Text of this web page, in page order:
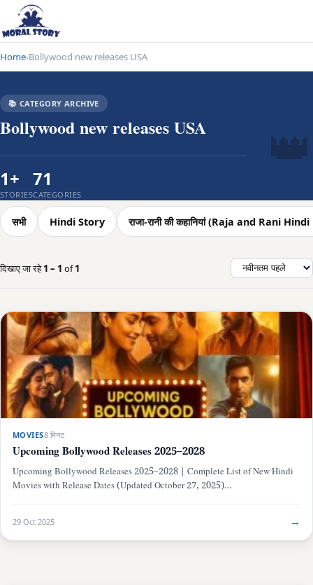
Home›Bollywood new releases USA
📚 CATEGORY ARCHIVE
Bollywood new releases USA
1+
STORIES
71
CATEGORIES
👑
सभी Hindi Story राजा-रानी की कहानियां (Raja and Rani
दिखाए जा रहे1 – 1 of1
MOVIES8 मिनट
Upcoming Bollywood Releases 2025–2028
Upcoming Bollywood Releases 2025–2028 | Complete List of New Hindi
Movies with Release Dates (Updated October 27, 2025)…
29 Oct 2025 →